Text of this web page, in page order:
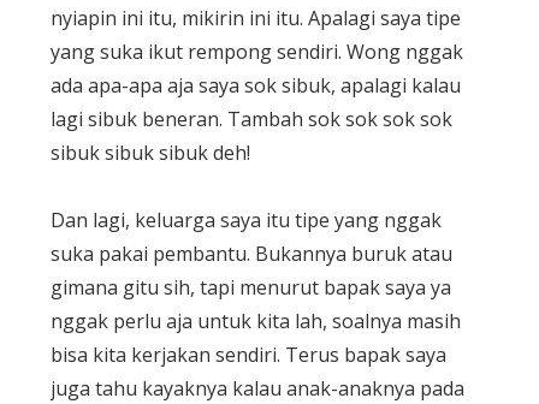
nyiapin ini itu, mikirin ini itu. Apalagi saya tipe
yang suka ikut rempong sendiri. Wong nggak
ada apa-apa aja saya sok sibuk, apalagi kalau
lagi sibuk beneran. Tambah sok sok sok sok
sibuk sibuk sibuk deh!
Dan lagi, keluarga saya itu tipe yang nggak
suka pakai pembantu. Bukannya buruk atau
gimana gitu sih, tapi menurut bapak saya ya
nggak perlu aja untuk kita lah, soalnya masih
bisa kita kerjakan sendiri. Terus bapak saya
juga tahu kayaknya kalau anak-anaknya pada